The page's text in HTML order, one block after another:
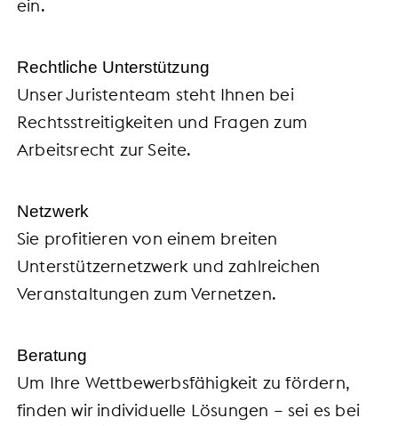
ein.
Rechtliche Unterstützung
Unser Juristenteam steht Ihnen bei
Rechtsstreitigkeiten und Fragen zum
Arbeitsrecht zur Seite.
Netzwerk
Sie profitieren von einem breiten
Unterstützernetzwerk und zahlreichen
Veranstaltungen zum Vernetzen.
Beratung
Um Ihre Wettbewerbsfähigkeit zu fördern,
finden wir individuelle Lösungen – sei es bei